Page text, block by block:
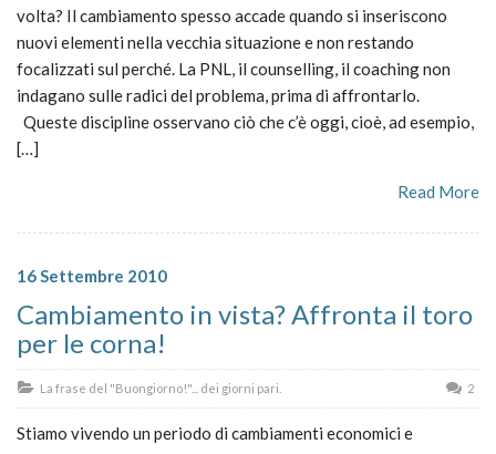
volta? Il cambiamento spesso accade quando si inseriscono
nuovi elementi nella vecchia situazione e non restando
focalizzati sul perché. La PNL, il counselling, il coaching non
indagano sulle radici del problema, prima di affrontarlo.
Queste discipline osservano ciò che c’è oggi, cioè, ad esempio,
[…]
Read More
16 Settembre 2010
Cambiamento in vista? Affronta il toro
per le corna!
La frase del "Buongiorno!"... dei giorni pari. 2
Stiamo vivendo un periodo di cambiamenti economici e